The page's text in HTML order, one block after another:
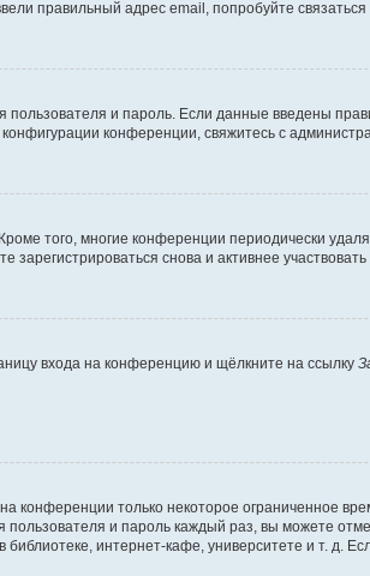
правильный адрес email, попробуйте связаться
и пароль. Если данные введены
конференции, свяжитесь с
того, многие конференции периодически
снова и активнее участвовать
входа на конференцию и щёлкните на ссылку
конференции только некоторое ограниченное
пользователя и пароль каждый раз, вы можете
интернет-кафе, университете и т. д.